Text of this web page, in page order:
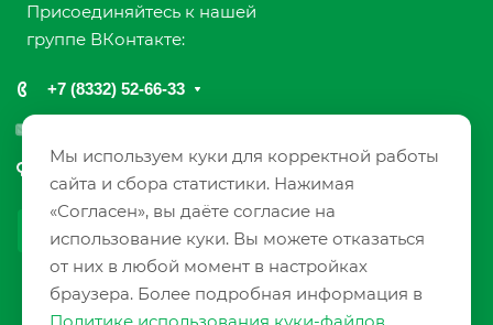
Присоединяйтесь к нашей
группе ВКонтакте:
+7 (8332) 52-66-33
610033, Россия, г. Киров, ул. Солнечная, 7
1991 - 2026 © ЗАО «НПП «Фармакс»
Мы используем куки для корректной работы
сайта и сбора статистики. Нажимая
«Согласен», вы даёте согласие на
использование куки. Вы можете отказаться
от них в любой момент в настройках
браузера. Более подробная информация в